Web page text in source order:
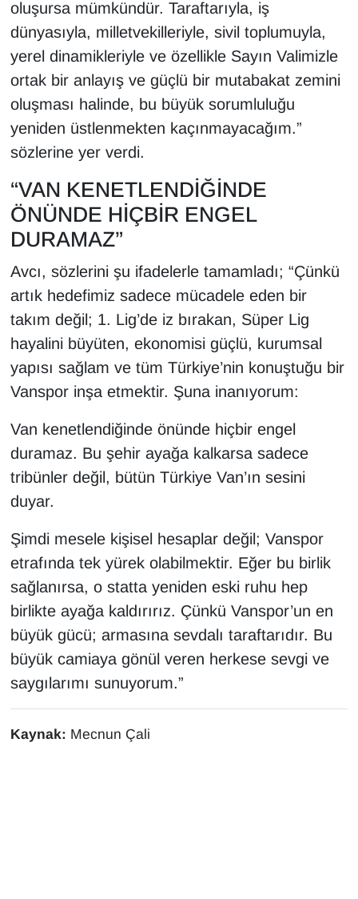
oluşursa mümkündür. Taraftarıyla, iş
dünyasıyla, milletvekilleriyle, sivil toplumuyla,
yerel dinamikleriyle ve özellikle Sayın Valimizle
ortak bir anlayış ve güçlü bir mutabakat zemini
oluşması halinde, bu büyük sorumluluğu
yeniden üstlenmekten kaçınmayacağım.”
sözlerine yer verdi.
“VAN KENETLENDİĞİNDE
ÖNÜNDE HİÇBİR ENGEL
DURAMAZ”
Avcı, sözlerini şu ifadelerle tamamladı; “Çünkü
artık hedefimiz sadece mücadele eden bir
takım değil; 1. Lig’de iz bırakan, Süper Lig
hayalini büyüten, ekonomisi güçlü, kurumsal
yapısı sağlam ve tüm Türkiye’nin konuştuğu bir
Vanspor inşa etmektir. Şuna inanıyorum:
Van kenetlendiğinde önünde hiçbir engel
duramaz. Bu şehir ayağa kalkarsa sadece
tribünler değil, bütün Türkiye Van’ın sesini
duyar.
Şimdi mesele kişisel hesaplar değil; Vanspor
etrafında tek yürek olabilmektir. Eğer bu birlik
sağlanırsa, o statta yeniden eski ruhu hep
birlikte ayağa kaldırırız. Çünkü Vanspor’un en
büyük gücü; armasına sevdalı taraftarıdır. Bu
büyük camiaya gönül veren herkese sevgi ve
saygılarımı sunuyorum.”
Kaynak: Mecnun Çali